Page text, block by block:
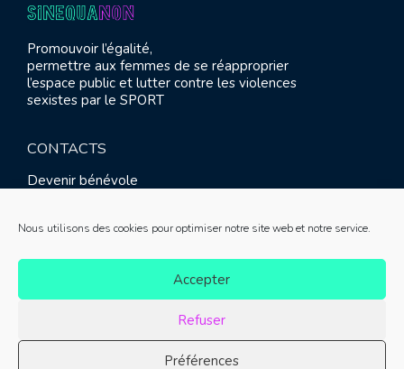
Nous utilisons des cookies pour optimiser notre site web et notre service.
Accepter
Refuser
Préférences
Promouvoir l’égalité,
permettre aux femmes de se réapproprier
l’espace public et lutter contre les violences
sexistes par le SPORT
CONTACTS
Devenir bénévole
Contact